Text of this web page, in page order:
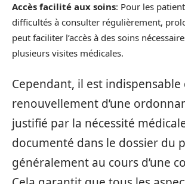
Accès facilité aux soins: Pour les
difficultés à consulter régulièrement,
peut faciliter l’accès à des soins
plusieurs visites médicales.
Cependant, il est indispensable
renouvellement d’une
justifié par la nécessité
documenté dans le dossier du
généralement au cours d’une